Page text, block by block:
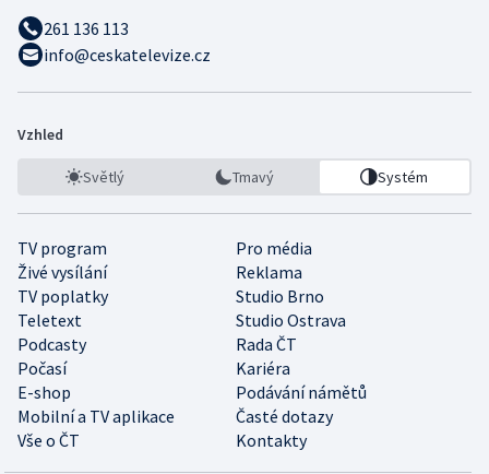
261 136 113
info@ceskatelevize.cz
Vzhled
Světlý Tmavý Systém
TV program
Pro média
Živé vysílání
Reklama
TV poplatky
Studio Brno
Teletext
Studio Ostrava
Podcasty
Rada ČT
Počasí
Kariéra
E-shop
Podávání námětů
Mobilní a TV aplikace
Časté dotazy
Vše o ČT
Kontakty